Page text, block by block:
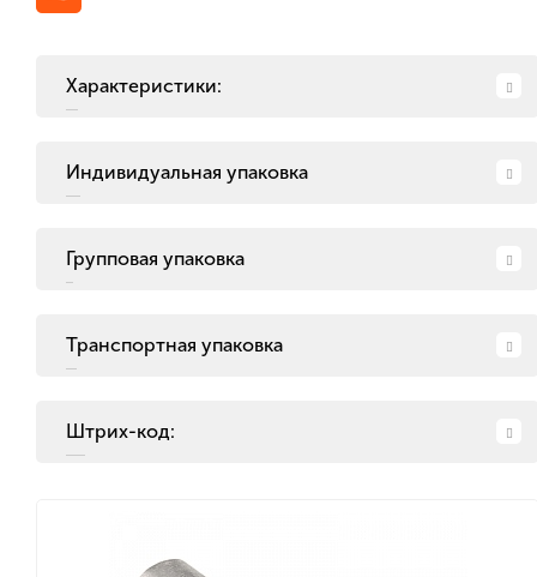
Характеристики:
Индивидуальная упаковка
Групповая упаковка
Транспортная упаковка
Штрих-код: